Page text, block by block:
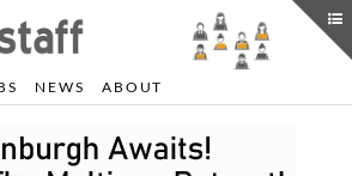
NEWS ABOUT